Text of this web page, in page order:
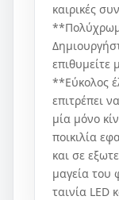
καιρικές
**Εύκολος
επιτρέπει
μία μόνο
ποικιλία
και σε
μαγεία του
ταινία LED